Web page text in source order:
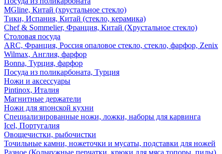
MGline, Китай (хрустальное стекло)
Тики, Испания, Китай (стекло, керамика)
Chef & Sommelier, Франция, Китай (Хрустальное стекло)
Столовая посуда
ARC, Франция, Россия опаловое стекло, стекло, фарфор, Zenix
Wilmax, Англия, фарфор
Bonna, Турция, фарфор
Посуда из поликарбоната, Турция
Ножи и аксессуары
Pintinox, Италия
Магнитные держатели
Ножи для японской кухни
Специализированные ножи, ложки, наборы для карвинга
Icel, Португалия
Овощечистки, рыбочистки
Точильные камни, ножеточки и мусаты, подставки для ножей
Разное (Кольчужные перчатки, крюки для мяса,топоры, пилы)